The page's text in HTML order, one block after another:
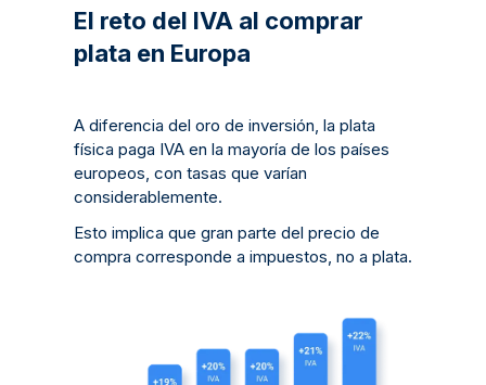
El reto del IVA al comprar
plata en Europa
A diferencia del oro de inversión, la plata
física paga IVA en la mayoría de los países
europeos, con tasas que varían
considerablemente.
Esto implica que gran parte del precio de
compra corresponde a impuestos, no a plata.